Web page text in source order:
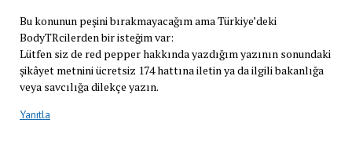
Bu konunun peşini bırakmayacağım ama Türkiye’deki
BodyTRcilerden bir isteğim var:
Lütfen siz de red pepper hakkında yazdığım yazının sonundaki
şikâyet metnini ücretsiz 174 hattına iletin ya da ilgili bakanlığa
veya savcılığa dilekçe yazın.
Yanıtla